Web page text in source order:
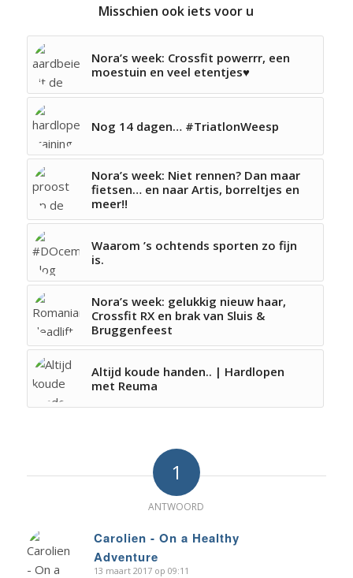
Misschien ook iets voor u
Nora’s week: Crossfit powerrr, een
moestuin en veel etentjes♥
Nog 14 dagen… #TriatlonWeesp
Nora’s week: Niet rennen? Dan maar
fietsen… en naar Artis, borreltjes en
meer!!
Waarom ’s ochtends sporten zo fijn
is.
Nora’s week: gelukkig nieuw haar,
Crossfit RX en brak van Sluis &
Bruggenfeest
Altijd koude handen.. | Hardlopen
met Reuma
1
ANTWOORD
Carolien - On a Healthy
Adventure
zegt:
13 maart 2017 op 09:11